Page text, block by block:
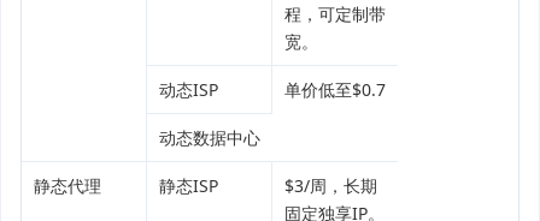
程，可定制带
宽。
动态ISP 单价低至$0.7
动态数据中心
静态代理 静态ISP
$3/周，长期
固定独享IP。